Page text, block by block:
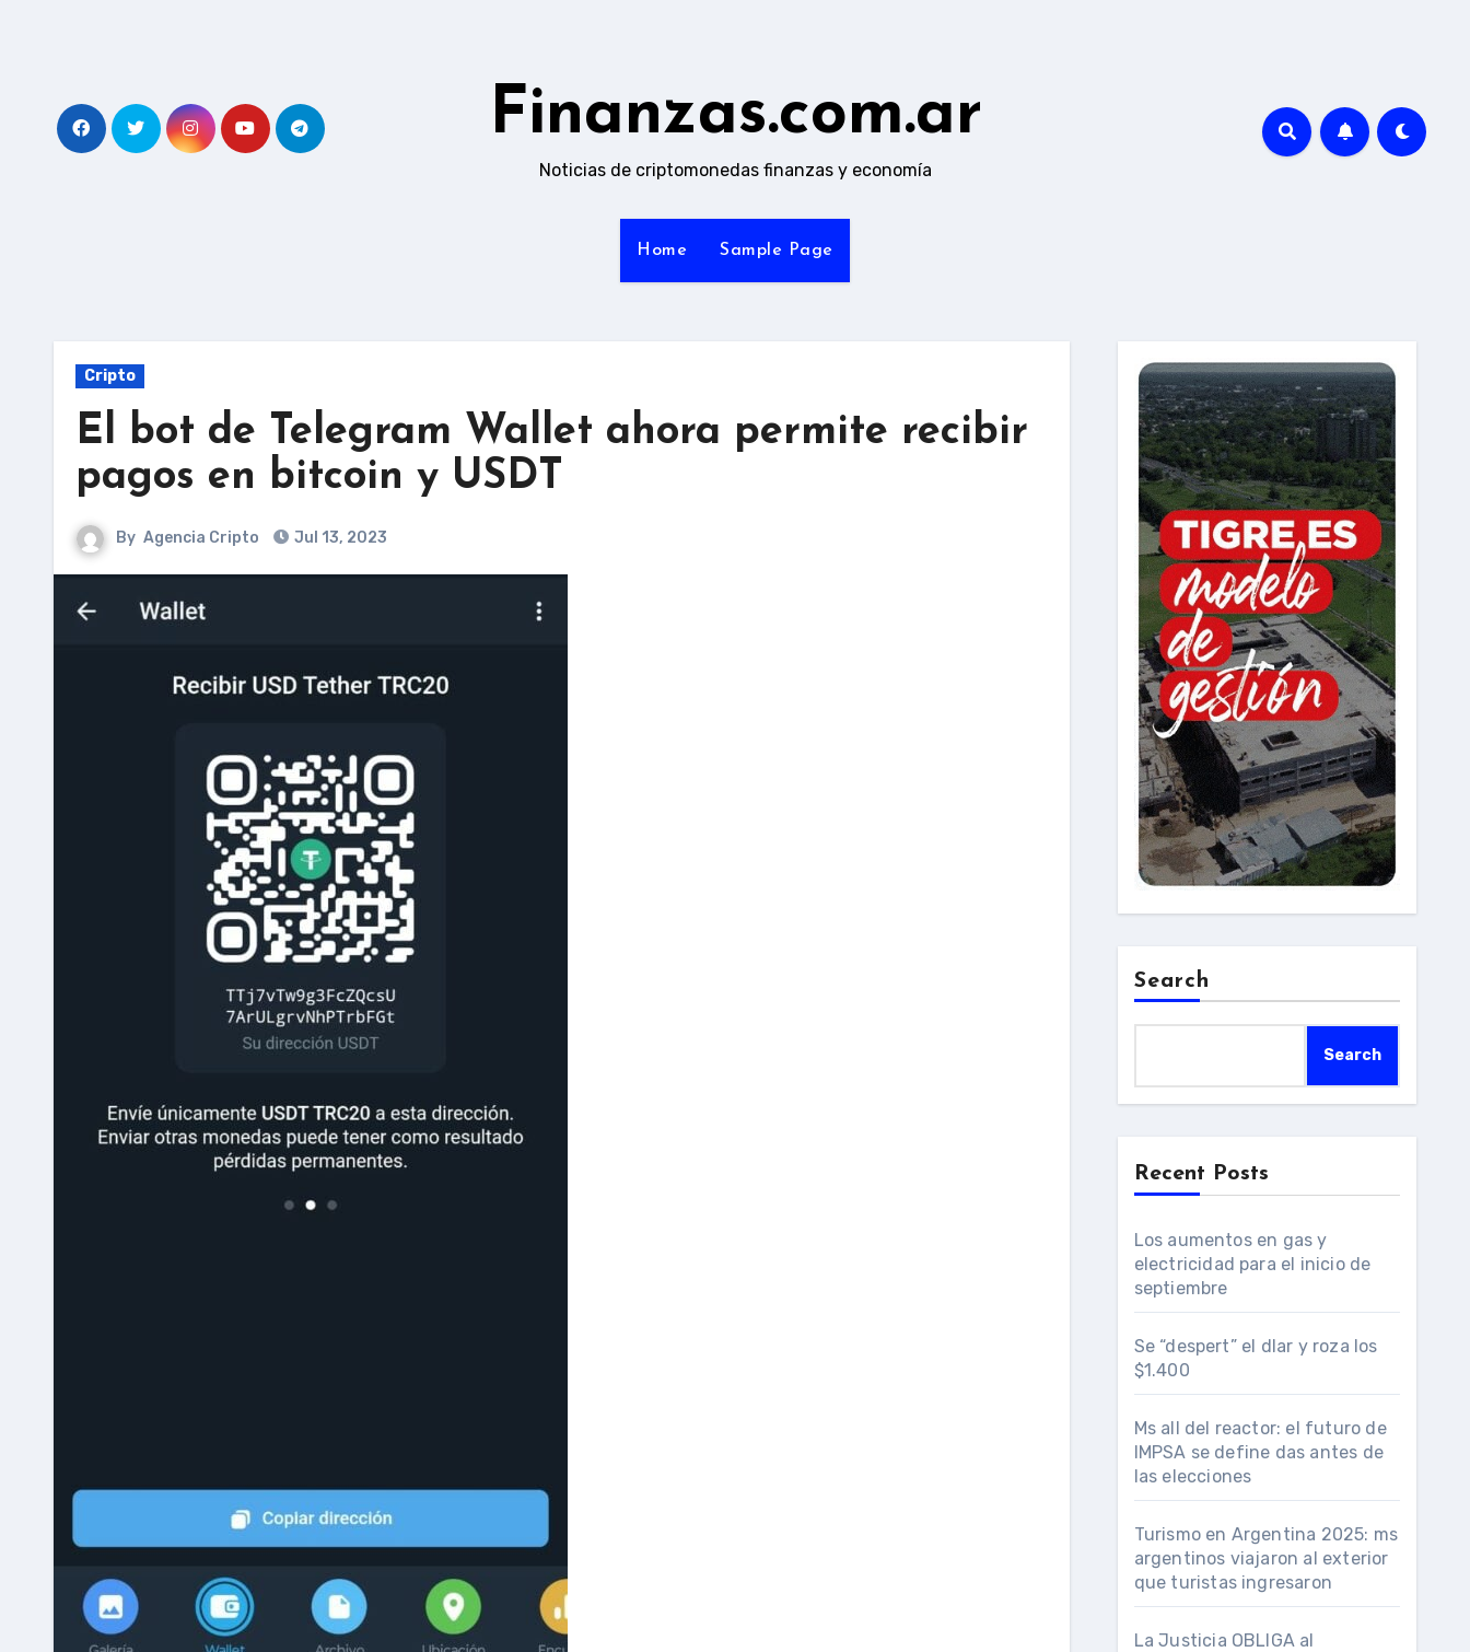
Finanzas.com.ar
Noticias de criptomonedas finanzas y economía
Home Sample Page
Cripto
El bot de Telegram Wallet ahora permite recibir
pagos en bitcoin y USDT
By Agencia Cripto Jul 13, 2023
Search
Search
Recent Posts
Los aumentos en gas y
electricidad para el inicio de
septiembre
Se “despert” el dlar y roza los
$1.400
Ms all del reactor: el futuro de
IMPSA se define das antes de
las elecciones
Turismo en Argentina 2025: ms
argentinos viajaron al exterior
que turistas ingresaron
La Justicia OBLIGA al